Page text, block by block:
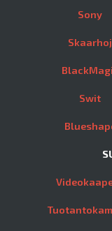
Sony
Skaarhoj
Swit